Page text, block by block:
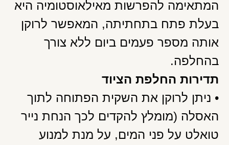
המתאימה להפרשות מאילאוסטומיה היא
בעלת פתח בתחתיתה, המאפשר לרוקן
אותה מספר פעמים ביום ללא צורך
בהחלפה.
תדירות החלפת הציוד
• ניתן לרוקן את השקית הפתוחה לתוך
האסלה (מומלץ להקדים לכך הנחת נייר
טואלט על פני המים, על מנת למנוע